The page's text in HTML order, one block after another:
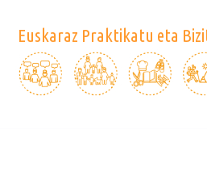
Euskaraz Praktikatu eta